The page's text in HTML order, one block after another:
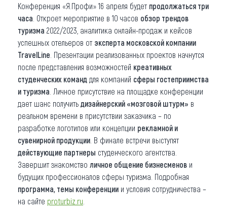
Конференция «Я.Профи» 16 апреля будет продолжаться три
часа . Откроет мероприятие в 10 часов обзор трендов
туризма 2022/2023, аналитика онлайн-продаж и кейсов
успешных отельеров от эксперта московской компании
TravelLine . Презентации реализованных проектов начнутся
после представления возможностей креативных
студенческих команд для компаний сферы гостеприимства
и туризма . Личное присутствие на площадке конференции
дает шанс получить дизайнерский «мозговой штурм» в
реальном времени в присутствии заказчика – по
разработке логотипов или концепции рекламной и
сувенирной продукции . В финале встречи выступят
действующие партнеры студенческого агентства.
Завершит знакомство личное общение бизнесменов и
будущих профессионалов сферы туризма. Подробная
программа, темы конференции и условия сотрудничества –
на сайте proturbiz.ru